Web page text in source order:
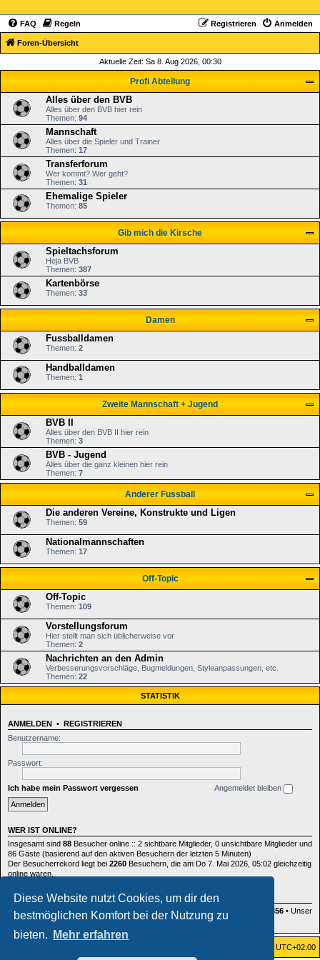
Diese Website nutzt Cookies, um dir den
bestmöglichen Komfort bei der Nutzung zu
bieten.
Mehr erfahren
FAQ Regeln Anmelden
Registrieren
Foren-Übersicht
Aktuelle Zeit: Sa 8. Aug 2026, 00:30
Profi Abteilung
Alles über den BVB
Alles über den BVB hier rein
Themen: 94
Mannschaft
Alles über die Spieler und Trainer
Themen: 17
Transferforum
Wer kommt? Wer geht?
Themen: 31
Ehemalige Spieler
Themen: 85
Gib mich die Kirsche
Spieltachsforum
Heja BVB
Themen: 387
Kartenbörse
Themen: 33
Damen
Fussballdamen
Themen: 2
Handballdamen
Themen: 1
Zweite Mannschaft + Jugend
BVB II
Alles über den BVB II hier rein
Themen: 3
BVB - Jugend
Alles über die ganz kleinen hier rein
Themen: 7
Anderer Fussball
Die anderen Vereine, Konstrukte und Ligen
Themen: 59
Nationalmannschaften
Themen: 17
Off-Topic
Off-Topic
Themen: 109
Vorstellungsforum
Hier stellt man sich üblicherweise vor
Themen: 2
Nachrichten an den Admin
Verbesserungsvorschläge, Bugmeldungen, Styleanpassungen, etc.
Themen: 22
STATISTIK
ANMELDEN • REGISTRIEREN
Benutzername:
Passwort:
Ich habe mein Passwort vergessen Angemeldet bleiben
WER IST ONLINE?
Insgesamt sind 88 Besucher online :: 2 sichtbare Mitglieder, 0 unsichtbare Mitglieder und
86 Gäste (basierend auf den aktiven Besuchern der letzten 5 Minuten)
Der Besucherrekord liegt bei 2260 Besuchern, die am Do 7. Mai 2026, 05:02 gleichzeitig
online waren.
STATISTIK
Beiträge insgesamt
164372 • Themen insgesamt885 356 • Unser
neuestes Mitglied: fenja.liedtke
UTC+02:00